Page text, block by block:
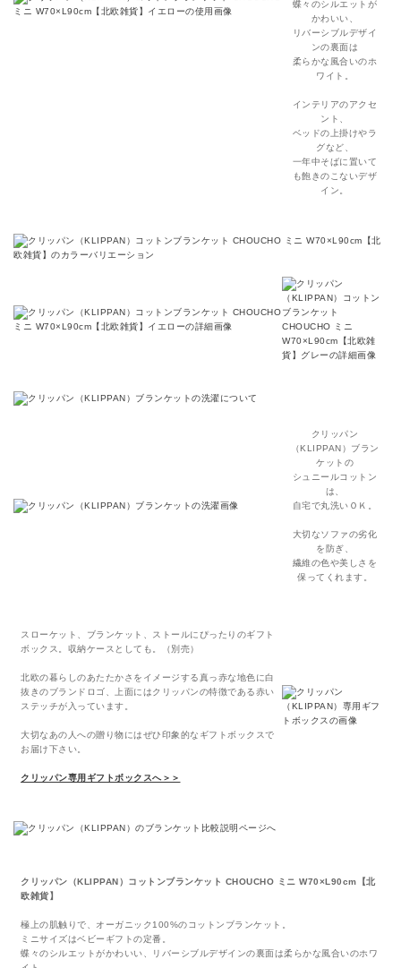
蝶々のシルエットが
かわいい、
リバーシブルデザイ
ンの裏面は
柔らかな風合いのホ
ワイト。
インテリアのアクセ
ント、
ベッドの上掛けやラ
グなど、
一年中そばに置いて
も飽きのこないデザ
イン。
クリッパン
（KLIPPAN）ブラン
ケットの
シュニールコットン
は、
自宅で丸洗いＯＫ。
大切なソファの劣化
を防ぎ、
繊維の色や美しさを
保ってくれます。
スローケット、ブランケット、ストールにぴったりのギフト
ボックス。収納ケースとしても。（別売）
北欧の暮らしのあたたかさをイメージする真っ赤な地色に白
抜きのブランドロゴ、上面にはクリッパンの特徴である赤い
ステッチが入っています。
大切なあの人への贈り物にはぜひ印象的なギフトボックスで
お届け下さい。
クリッパン専用ギフトボックスへ＞＞
クリッパン（KLIPPAN）コットンブランケット CHOUCHO ミニ W70×L90cm【北
欧雑貨】
極上の肌触りで、オーガニック100%のコットンブランケット。
ミニサイズはベビーギフトの定番。
蝶々のシルエットがかわいい、リバーシブルデザインの裏面は柔らかな風合いのホワ